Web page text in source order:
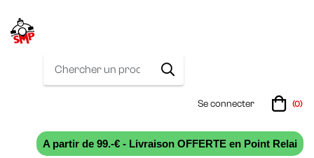
Se connecter (0)
A partir de 99.-€ - Livraison OFFERTE en Point Relai